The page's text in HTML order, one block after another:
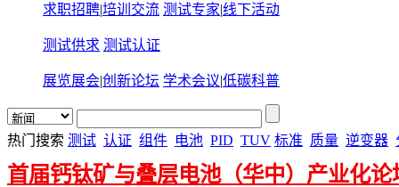
求职招聘|培训交流 测试专家|线下活动
测试供求 测试认证
展览展会|创新论坛 学术会议|低碳科普
热门搜索 测试 认证 组件 电池 PID TUV 标准 质量 逆变器
首届钙钛矿与叠层电池（华中）产业化论